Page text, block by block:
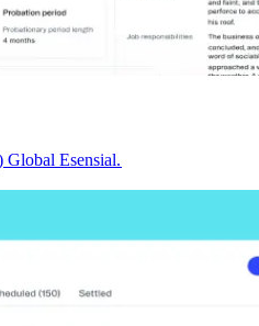
Esensial.​​